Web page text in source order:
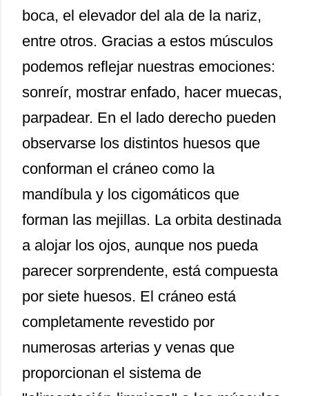
boca, el elevador del ala de la nariz,
entre otros. Gracias a estos músculos
podemos reflejar nuestras emociones:
sonreír, mostrar enfado, hacer muecas,
parpadear. En el lado derecho pueden
observarse los distintos huesos que
conforman el cráneo como la
mandíbula y los cigomáticos que
forman las mejillas. La orbita destinada
a alojar los ojos, aunque nos pueda
parecer sorprendente, está compuesta
por siete huesos. El cráneo está
completamente revestido por
numerosas arterias y venas que
proporcionan el sistema de